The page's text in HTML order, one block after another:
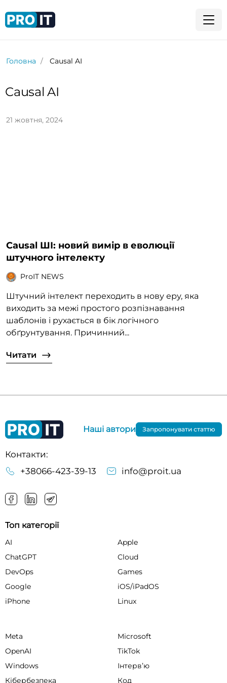
Головна Causal AI
Causal AI
21 жовтня, 2024
Causal ШІ: новий вимір в еволюції
штучного інтелекту
ProIT NEWS
Штучний інтелект переходить в нову еру, яка
виходить за межі простого розпізнавання
шаблонів і рухається в бік логічного
обґрунтування. Причинний...
Читати
Контакти:
+38066-423-39-13
info@proit.ua
Наші автори Запропонувати статтю
Топ категорії
AI
Apple
ChatGPT
Cloud
DevOps
Games
Google
iOS/iPadOS
iPhone
Linux
Meta
Microsoft
OpenAI
TikTok
Windows
Інтервʼю
Кібербезпека
Код